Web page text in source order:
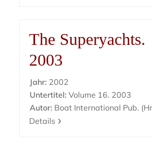
The Superyachts.
2003
Jahr: 2002
Untertitel: Volume 16. 2003
Autor: Boat International Pub.
Details